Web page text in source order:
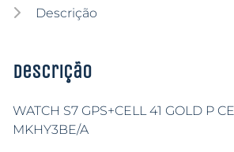
Descrição
Descrição
WATCH S7 GPS+CELL 41 GOLD P
MKHY3BE/A